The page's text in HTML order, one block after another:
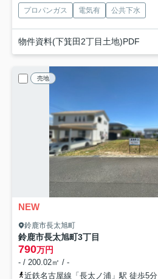
プロパンガス 電気有 公共下水
物件資料(下箕田2丁目土地)PDF
売地
NEW
鈴鹿市長太旭町
鈴鹿市長太旭町3丁目
790万円
- / 200.02㎡ / -
近鉄名古屋線「長太ノ浦」駅 徒歩5分